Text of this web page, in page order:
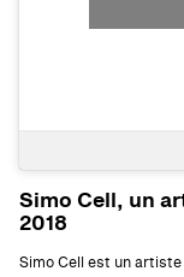
Simo Cell, un
2018
Simo Cell est un